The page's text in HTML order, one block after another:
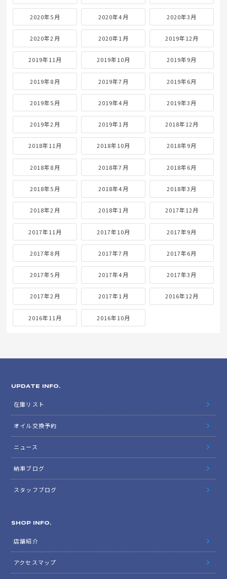
2020年5月 2020年4月 2020年3月
2020年2月 2020年1月 2019年12月
2019年11月 2019年10月 2019年9月
2019年8月 2019年7月 2019年6月
2019年5月 2019年4月 2019年3月
2019年2月 2019年1月 2018年12月
2018年11月 2018年10月 2018年9月
2018年8月 2018年7月 2018年6月
2018年5月 2018年4月 2018年3月
2018年2月 2018年1月 2017年12月
2017年11月 2017年10月 2017年9月
2017年8月 2017年7月 2017年6月
2017年5月 2017年4月 2017年3月
2017年2月 2017年1月 2016年12月
2016年11月 2016年10月
UPDATE INFO.
在庫リスト
オイル交換予約
ニュース
納車ブログ
スタッフブログ
SHOP INFO.
店舗紹介
アクセスマップ